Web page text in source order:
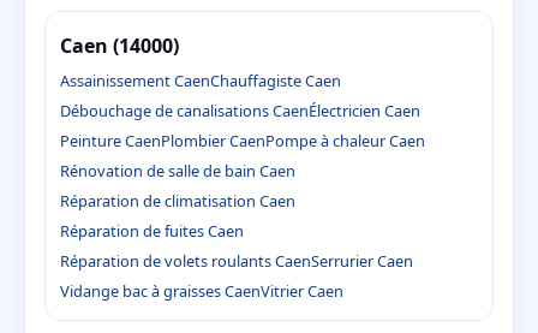
Caen (14000)
Assainissement CaenChauffagiste Caen
Débouchage de canalisations CaenÉlectricien Caen
Peinture CaenPlombier CaenPompe à chaleur Caen
Rénovation de salle de bain Caen
Réparation de climatisation Caen
Réparation de fuites Caen
Réparation de volets roulants CaenSerrurier Caen
Vidange bac à graisses CaenVitrier Caen